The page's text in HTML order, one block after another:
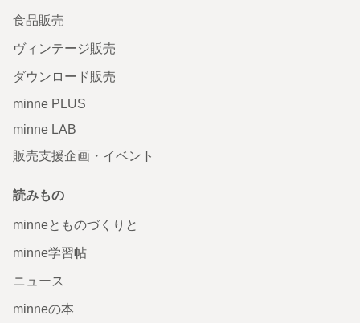
食品販売
ヴィンテージ販売
ダウンロード販売
minne PLUS
minne LAB
販売支援企画・イベント
読みもの
minneとものづくりと
minne学習帖
ニュース
minneの本